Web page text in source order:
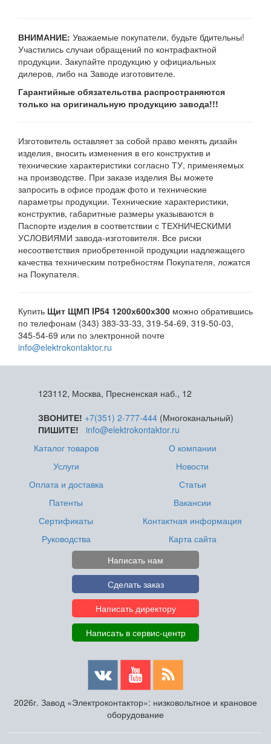
ВНИМАНИЕ: Уважаемые покупатели, будьте бдительны!
Участились случаи обращений по контрафактной
продукции. Закупайте продукцию у официальных
дилеров, либо на Заводе изготовителе.
Гарантийные обязательства распространяются
только на оригинальную продукцию завода!!!
Изготовитель оставляет за собой право менять дизайн
изделия, вносить изменения в его конструктив и
технические характеристики согласно ТУ, применяемых
на производстве. При заказе изделия Вы можете
запросить в офисе продаж фото и технические
параметры продукции. Технические характеристики,
конструктив, габаритные размеры указываются в
Паспорте изделия в соответствии с ТЕХНИЧЕСКИМИ
УСЛОВИЯМИ завода-изготовителя. Все риски
несоответствия приобретенной продукции надлежащего
качества техническим потребностям Покупателя, ложатся
на Покупателя.
Купить Щит ЩМП IP54 1200х600х300 можно обратившись
по телефонам (343) 383-33-33, 319-54-69, 319-50-03,
345-54-69 или по электронной почте
info@elektrokontaktor.ru
123112, Москва, Пресненская наб., 12
ЗВОНИТЕ! +7(351) 2-777-444(Многоканальный)
ПИШИТЕ!
info@elektrokontaktor.ru
Каталог товаров
Услуги
Оплата и доставка
Патенты
Сертификаты
Руководства
О компании
Новости
Статьи
Вакансии
Контактная информация
Карта сайта
Написать нам
Сделать заказ
Написать директору
Написать в сервис-центр
2026г. Завод «Электроконтактор»: низковольтное и крановое
оборудование